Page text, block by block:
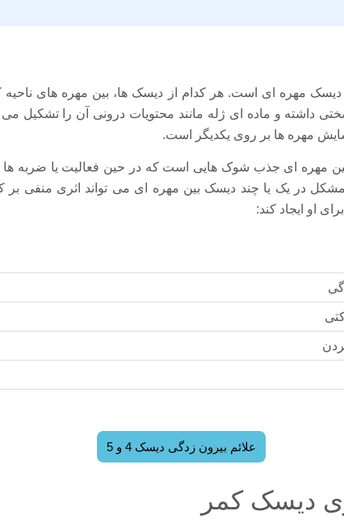
بدن انسان دارای 24 دیسک مهره ای است. هر کدام از دیسک ها، بین مهره های
داشته و ماده ای ژله مانند محتویات درونی آن را تشکیل
مهره ها بر روی یکدیگر است.
مهره ای جذب شوک هایی است که در حین فعالیت یا ضربه ها
در یک یا چند دیسک بین مهره ای می تواند اثری منفی بر
او ایجاد کند:
علائم بیرون زدگی دیسک 4 و 5
دیسک کمر